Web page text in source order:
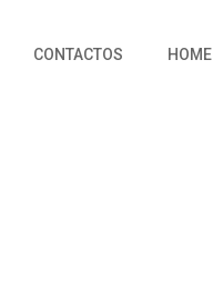
CONTACTOS HOME